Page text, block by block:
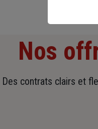
Nos
Des contrats clairs et